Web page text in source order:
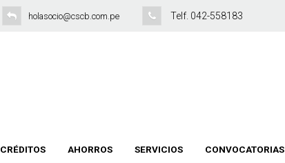
holasocio@cscb.com.pe Telf. 042-558183
CRÉDITOS AHORROS SERVICIOS CONVOCATORIAS